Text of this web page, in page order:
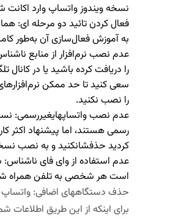
نسخه ویندوز واتساپ وارد اکانت
فعال کردن تائید دو مرحله ای:
به آموزش فعال‌سازی آن به‌طور
عدم نصب نرم‌افزار از منابع
را دریافت کرده باشید یا در کانال
سعی کنید تا حد ممکن نرم‌افزارهای
را نصب نکنید.
عدم نصب واتساپ­هایغیررسمی:
رسمی هستند، اما پیشنهاد
کردید حذفشانکنید و به نصب
عدم استفاده از وای فای ناشناس:
است هر شخصی به تلفن همراه
حذف دستگاه­های اضافی: واتساپ
برای اینکه از این طریق